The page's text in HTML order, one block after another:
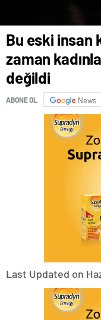
Bu eski insan
zaman
değildi
ABONE OL News
Last Updated on